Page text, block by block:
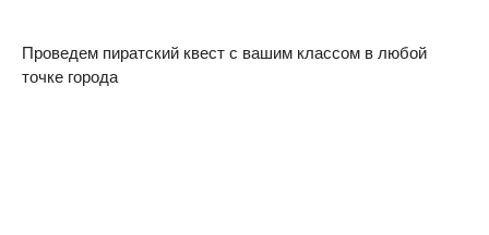
Проведем пиратский квест с вашим классом в любой
точке города